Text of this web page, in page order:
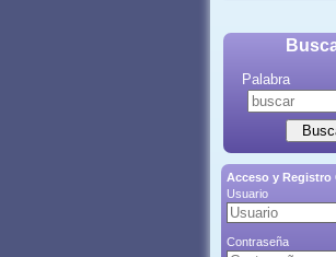
Palabra
Acceso y Registro
Usuario
Contraseña